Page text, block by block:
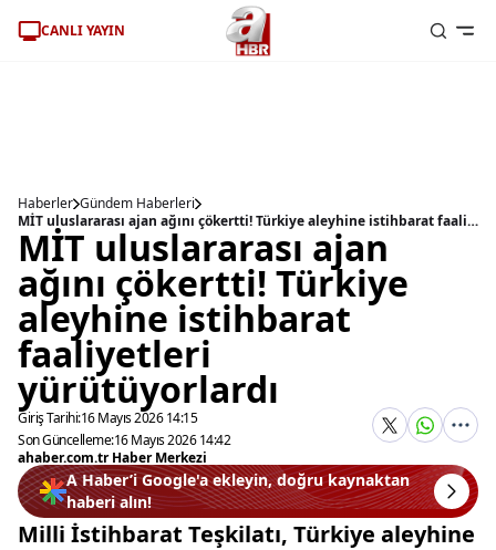
CANLI YAYIN
Haberler Gündem Haberleri
MİT uluslararası ajan ağını çökertti! Türkiye aleyhine istihbarat faaliyetleri yürütüyorlardı
MİT uluslararası ajan
ağını çökertti! Türkiye
aleyhine istihbarat
faaliyetleri
yürütüyorlardı
Giriş Tarihi:16 Mayıs 2026 14:15
Son Güncelleme:16 Mayıs 2026 14:42
ahaber.com.tr Haber Merkezi
A Haber’i Google'a ekleyin, doğru kaynaktan
haberi alın!
Milli İstihbarat Teşkilatı, Türkiye aleyhine